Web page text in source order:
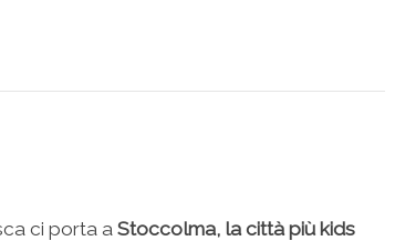
ci porta a Stoccolma, la città più kids